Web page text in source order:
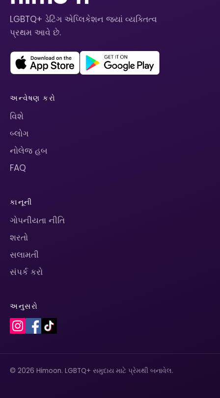
LGBTQ+ ડેટિંગ એપ્લિકેશન જ્યાં વ્યક્તિત્વ
પ્રથમ આવે છે.
અન્વેષણ કરો
વિશે
બ્લોગ
નોલેજ હબ
FAQ
કાનૂની
ગોપનીયતા નીતિ
શરતો
સલામતી
સંપર્ક કરો
અનુસરો
© 2026 Himoon. LGBTQ+ સમુદાય માટે પ્રેમથી બનાવેલ.